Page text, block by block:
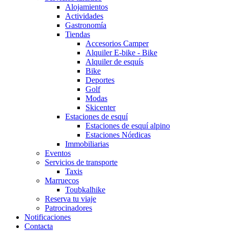
Alojamientos
Actividades
Gastronomía
Tiendas
Accesorios Camper
Alquiler E-bike - Bike
Alquiler de esquís
Bike
Deportes
Golf
Modas
Skicenter
Estaciones de esquí
Estaciones de esquí alpino
Estaciones Nórdicas
Immobiliarias
Eventos
Servicios de transporte
Taxis
Marruecos
Toubkalhike
Reserva tu viaje
Patrocinadores
Notificaciones
Contacta